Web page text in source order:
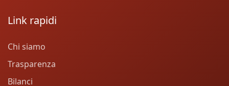
Link rapidi
Chi siamo
Trasparenza
Bilanci